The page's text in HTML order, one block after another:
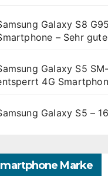
Galaxy S8
– Sehr
Galaxy S5
4G
Galaxy S5 –
Marke